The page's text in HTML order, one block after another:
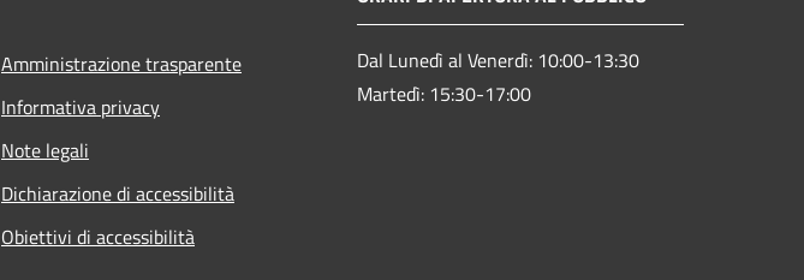
Amministrazione trasparente
Informativa privacy
Note legali
Dichiarazione di accessibilità
Obiettivi di accessibilità
Dal Lunedì al Venerdì: 10:00-13:30
Martedì: 15:30-17:00